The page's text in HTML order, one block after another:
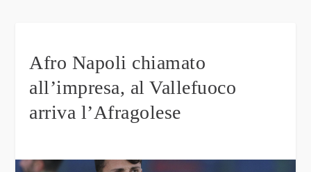
Afro Napoli chiamato
all’impresa, al Vallefuoco
arriva l’Afragolese